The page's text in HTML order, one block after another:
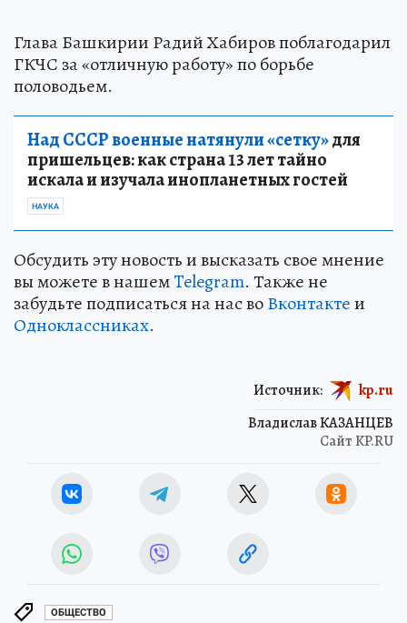
Глава Башкирии Радий Хабиров поблагодарил
ГКЧС за «отличную работу» по борьбе
половодьем.
Над СССР военные натянули «сетку»для
пришельцев: как страна 13 лет тайно
искала и изучала инопланетных гостей
НАУКА
Обсудить эту новость и высказать свое мнение
вы можете в нашемTelegram. Также не
забудьте подписаться на нас воВконтактеи
Одноклассниках.
Владислав КАЗАНЦЕВ
Сайт KP.RU
Источник: kp.ru
ОБЩЕСТВО